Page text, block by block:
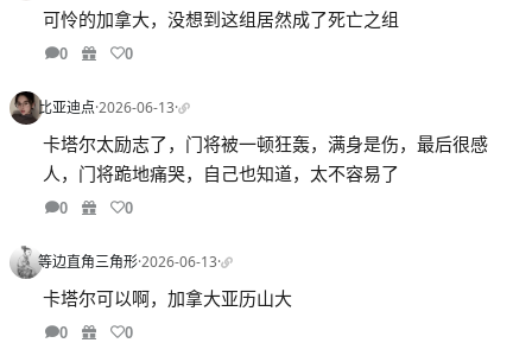
可怜的加拿大，没想到这组居然成了死亡之组
0 0
比亚迪点·2026-06-13·
卡塔尔太励志了，门将被一顿狂轰，满身是伤，最后很感
人，门将跪地痛哭，自己也知道，太不容易了
0 0
等边直角三角形·2026-06-13·
卡塔尔可以啊，加拿大亚历山大
0 0